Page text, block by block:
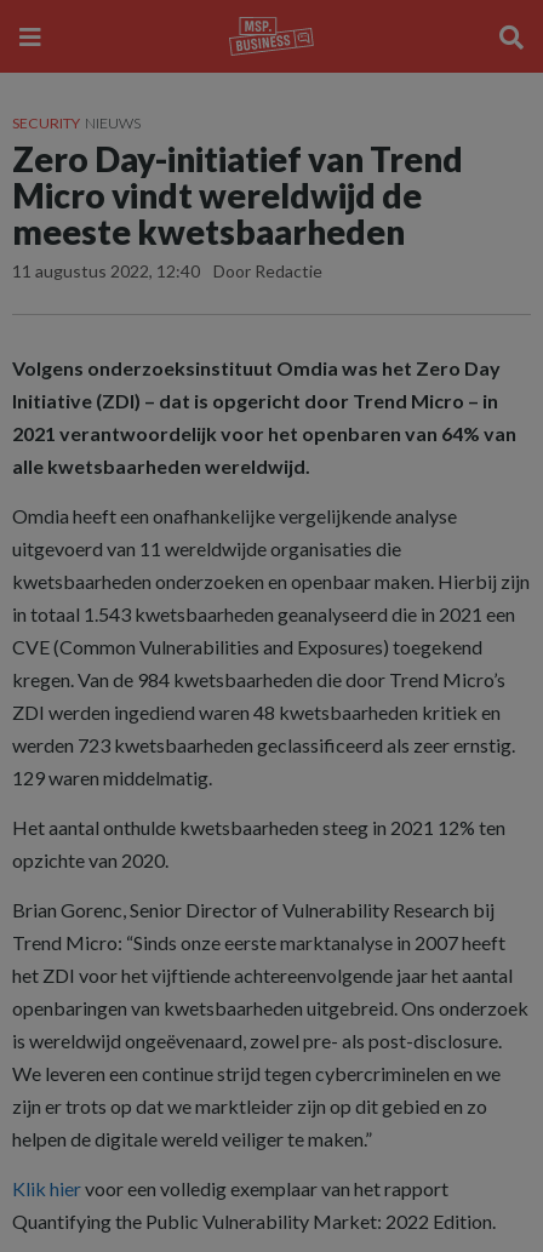
SECURITY NIEUWS
Zero Day-initiatief van Trend
Micro vindt wereldwijd de
meeste kwetsbaarheden
11 augustus 2022, 12:40 Door Redactie
Volgens onderzoeksinstituut Omdia was het Zero Day
Initiative (ZDI) – dat is opgericht door Trend Micro – in
2021 verantwoordelijk voor het openbaren van 64% van
alle kwetsbaarheden wereldwijd.
Omdia heeft een onafhankelijke vergelijkende analyse
uitgevoerd van 11 wereldwijde organisaties die
kwetsbaarheden onderzoeken en openbaar maken. Hierbij zijn
in totaal 1.543 kwetsbaarheden geanalyseerd die in 2021 een
CVE (Common Vulnerabilities and Exposures) toegekend
kregen. Van de 984 kwetsbaarheden die door Trend Micro’s
ZDI werden ingediend waren 48 kwetsbaarheden kritiek en
werden 723 kwetsbaarheden geclassificeerd als zeer ernstig.
129 waren middelmatig.
Het aantal onthulde kwetsbaarheden steeg in 2021 12% ten
opzichte van 2020.
Brian Gorenc, Senior Director of Vulnerability Research bij
Trend Micro: “Sinds onze eerste marktanalyse in 2007 heeft
het ZDI voor het vijftiende achtereenvolgende jaar het aantal
openbaringen van kwetsbaarheden uitgebreid. Ons onderzoek
is wereldwijd ongeëvenaard, zowel pre- als post-disclosure.
We leveren een continue strijd tegen cybercriminelen en we
zijn er trots op dat we marktleider zijn op dit gebied en zo
helpen de digitale wereld veiliger te maken.”
Klik hiervoor een volledig exemplaar van het rapport
Quantifying the Public Vulnerability Market: 2022 Edition.